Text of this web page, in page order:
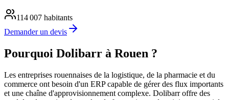
114 007 habitants
Demander un devis
Pourquoi Dolibarr à Rouen ?
Les entreprises rouennaises de la logistique, de la pharmacie et du
commerce ont besoin d'un ERP capable de gérer des flux importants
et une chaîne d'approvisionnement complexe. Dolibarr offre des